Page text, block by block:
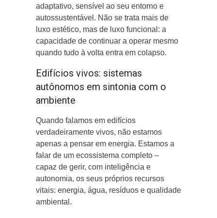
adaptativo, sensível ao seu entorno e
autossustentável. Não se trata mais de
luxo estético, mas de luxo funcional: a
capacidade de continuar a operar mesmo
quando tudo à volta entra em colapso.
Edifícios vivos: sistemas
autônomos em sintonia com o
ambiente
Quando falamos em edifícios
verdadeiramente vivos, não estamos
apenas a pensar em energia. Estamos a
falar de um ecossistema completo –
capaz de gerir, com inteligência e
autonomia, os seus próprios recursos
vitais: energia, água, resíduos e qualidade
ambiental.